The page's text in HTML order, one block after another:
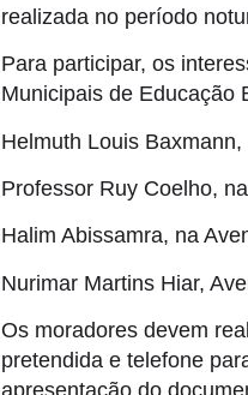
realizada no período
Para participar, os
Municipais de Educação
Helmuth Louis
Professor Ruy Coelho,
Halim Abissamra, na
Nurimar Martins Hiar,
Os moradores devem
pretendida e telefone